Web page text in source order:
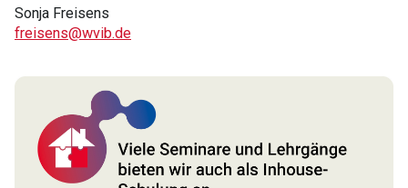
Sonja Freisens
freisens@wvib.de